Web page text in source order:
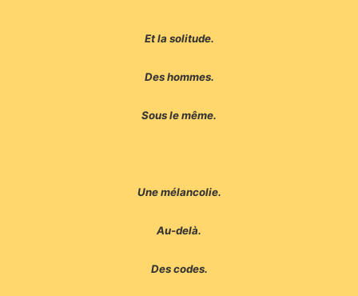
Et la solitude.
Des hommes.
Sous le même.
Une mélancolie.
Au-delà.
Des codes.